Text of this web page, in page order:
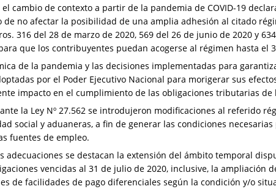
cambio de contexto a partir de la pandemia de COVID-19
de no afectar la posibilidad de una amplia adhesión al citado
316 del 28 de marzo de 2020, 569 del 26 de junio de 2020 y
que los contribuyentes puedan acogerse al régimen hasta el
de la pandemia y las decisiones implementadas para
por el Poder Ejecutivo Nacional para morigerar sus
impacto en el cumplimiento de las obligaciones tributarias
la Ley Nº 27.562 se introdujeron modificaciones al referido
social y aduaneras, a fin de generar las condiciones
fuentes de empleo.
adecuaciones se destacan la extensión del ámbito temporal
vencidas al 31 de julio de 2020, inclusive, la ampliación
de facilidades de pago diferenciales según la condición y/o